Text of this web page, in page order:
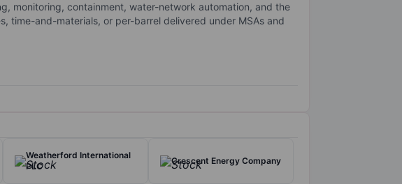
monitoring, containment, water-network automation, and the
time-and-materials, or per-barrel delivered under MSAs and
Weatherford International
PLC
Crescent Energy Company